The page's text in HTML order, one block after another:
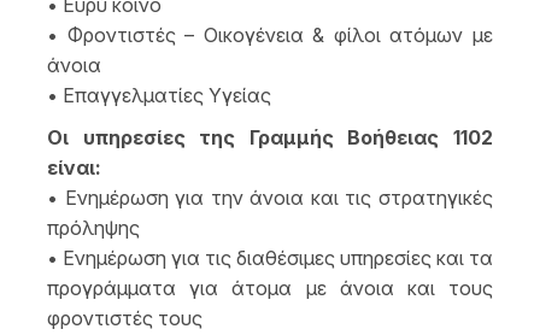
• Ευρύ κοινό
• Φροντιστές – Οικογένεια & φίλοι ατόμων με
άνοια
• Επαγγελματίες Υγείας
Οι υπηρεσίες της Γραμμής Βοήθειας 1102
είναι:
• Ενημέρωση για την άνοια και τις στρατηγικές
πρόληψης
• Ενημέρωση για τις διαθέσιμες υπηρεσίες και τα
προγράμματα για άτομα με άνοια και τους
φροντιστές τους